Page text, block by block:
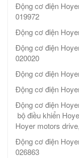
Động cơ điện
019972
Động cơ điện
Động cơ điện
020020
Động cơ điện
Động cơ điện
Động cơ điện
bộ điều khiển
Hoyer motors
Động cơ điện
026863